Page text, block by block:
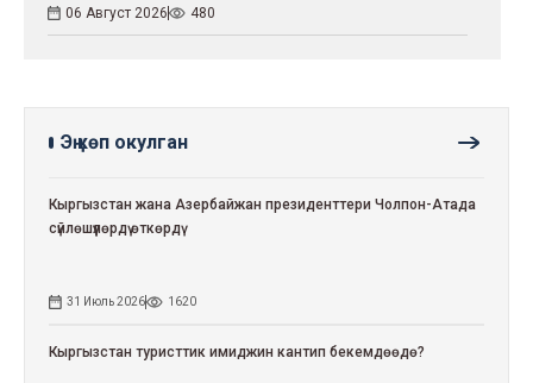
06 Август 2026 480
Эң көп окулган
Кыргызстан жана Азербайжан президенттери Чолпон-Атада
сүйлөшүүлөрдү өткөрдү
31 Июль 2026 1620
Кыргызстан туристтик имиджин кантип бекемдөөдө?